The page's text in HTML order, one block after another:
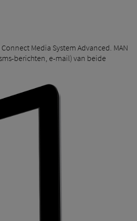
Media System Advanced. MAN
berichten, e-mail) van beide